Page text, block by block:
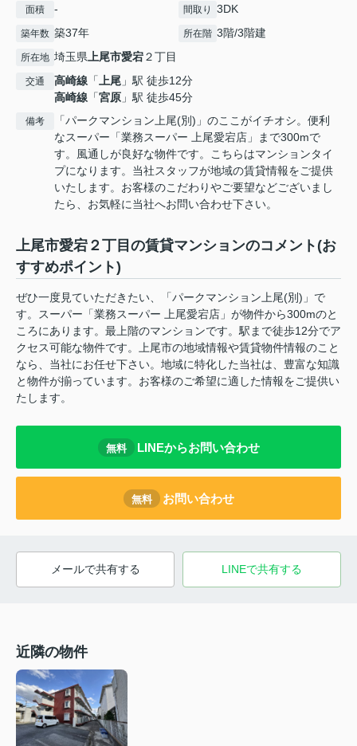
面積 - 間取り 3DK
築年数 築37年 所在階 3階/3階建
所在地 埼玉県上尾市愛宕２丁目
交通 高崎線 「上尾 」駅 徒歩12分
高崎線 「宮原 」駅 徒歩45分
備考
「パークマンション上尾(別)」のここがイチオシ。便利
なスーパー「業務スーパー 上尾愛宕店」まで300mで
す。風通しが良好な物件です。こちらはマンションタイ
プになります。当社スタッフが地域の賃貸情報をご提供
いたします。お客様のこだわりやご要望などございまし
たら、お気軽に当社へお問い合わせ下さい。
上尾市愛宕２丁目の賃貸マンションのコメント(お
すすめポイント)
ぜひ一度見ていただきたい、「パークマンション上尾(別)」で
す。スーパー「業務スーパー 上尾愛宕店」が物件から300mのと
ころにあります。最上階のマンションです。駅まで徒歩12分でア
クセス可能な物件です。上尾市の地域情報や賃貸物件情報のこと
なら、当社にお任せ下さい。地域に特化した当社は、豊富な知識
と物件が揃っています。お客様のご希望に適した情報をご提供い
たします。
無料 LINEからお問い合わせ
無料 お問い合わせ
メールで共有する LINEで共有する
近隣の物件